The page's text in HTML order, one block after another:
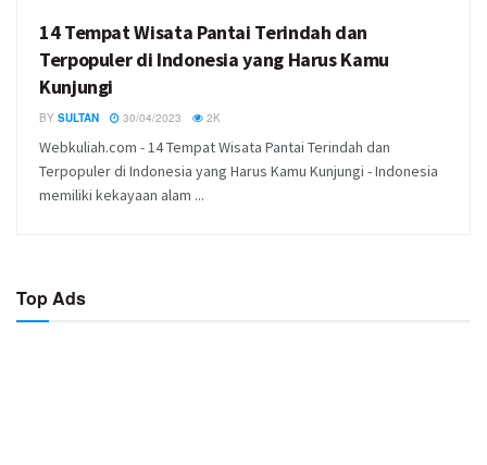
14 Tempat Wisata Pantai Terindah dan
Terpopuler di Indonesia yang Harus Kamu
Kunjungi
BY SULTAN 30/04/2023 2K
Webkuliah.com - 14 Tempat Wisata Pantai Terindah dan
Terpopuler di Indonesia yang Harus Kamu Kunjungi - Indonesia
memiliki kekayaan alam ...
Top Ads